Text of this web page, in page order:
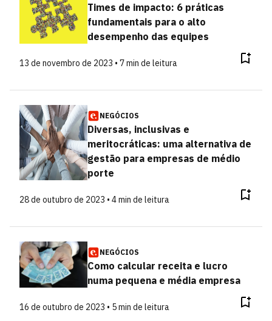
Times de impacto: 6 práticas
fundamentais para o alto
desempenho das equipes
13 de novembro de 2023 • 7 min de leitura
NEGÓCIOS
Diversas, inclusivas e
meritocráticas: uma alternativa de
gestão para empresas de médio
porte
28 de outubro de 2023 • 4 min de leitura
NEGÓCIOS
Como calcular receita e lucro
numa pequena e média empresa
16 de outubro de 2023 • 5 min de leitura